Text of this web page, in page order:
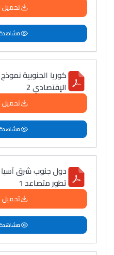
كوريا الجنوبية
الإقتصادي 2
دول جنوب شرق
تطور متصاعد 1